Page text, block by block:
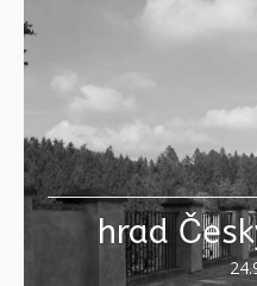
hrad